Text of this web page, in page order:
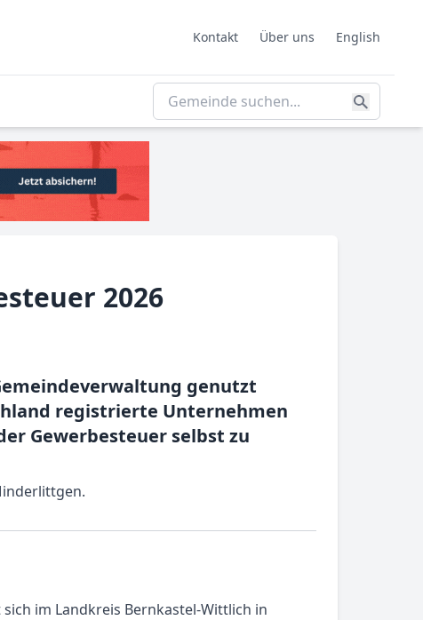
Kontakt Über uns English
2026
genutzt
registrierte Unternehmen
Gewerbesteuer selbst zu
im Landkreis Bernkastel-Wittlich in